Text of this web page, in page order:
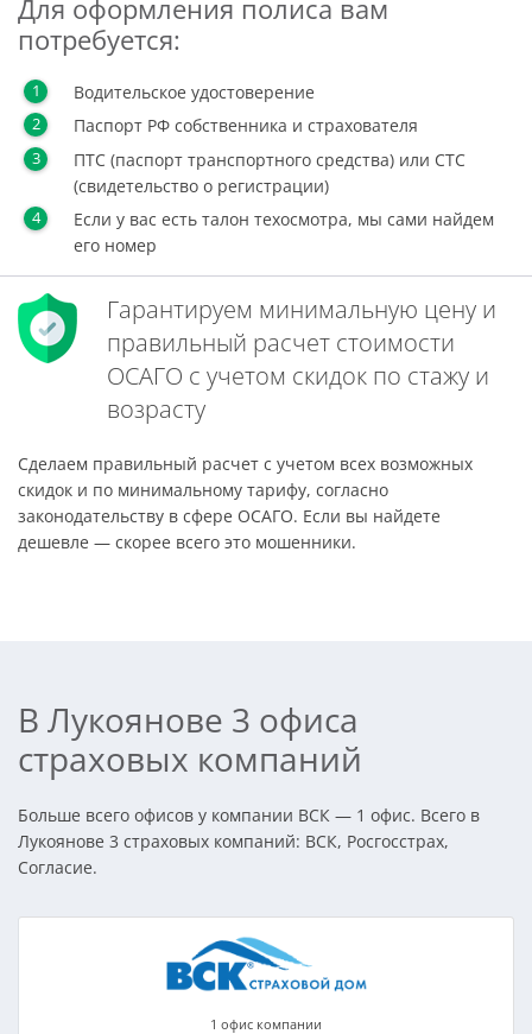
Для оформления полиса вам
потребуется:
Водительское удостоверение
Паспорт РФ собственника и страхователя
ПТС (паспорт транспортного средства) или СТС
(свидетельство о регистрации)
Если у вас есть талон техосмотра, мы сами найдем
его номер
Гарантируем минимальную цену и
правильный расчет стоимости
ОСАГО с учетом скидок по стажу и
возрасту
Сделаем правильный расчет с учетом всех возможных
скидок и по минимальному тарифу, согласно
законодательству в сфере ОСАГО. Если вы найдете
дешевле — скорее всего это мошенники.
В Лукоянове 3 офиса
страховых компаний
Больше всего офисов у компании ВСК — 1 офис. Всего в
Лукоянове 3 страховых компаний: ВСК, Росгосстрах,
Согласие.
1 офис компании